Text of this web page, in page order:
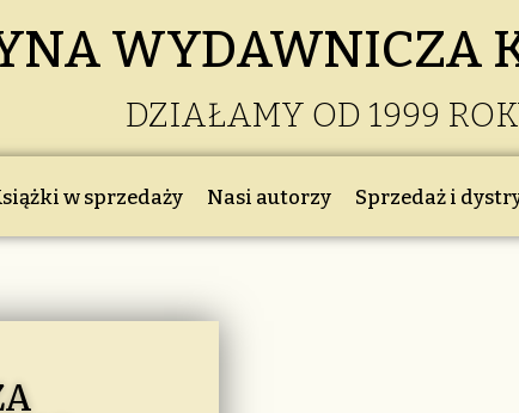
WYDAWNICZA
DZIAŁAMY OD 1999
w sprzedaży Nasi autorzy Sprzedaż i